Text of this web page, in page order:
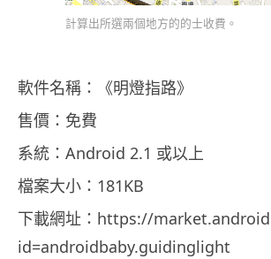
計算出所選兩個地方的的士收費。
軟件名稱：《明燈指路》
售價：免費
系統：Android 2.1 或以上
檔案大小：181KB
下載網址：https://
id=androidbaby.guidinglight